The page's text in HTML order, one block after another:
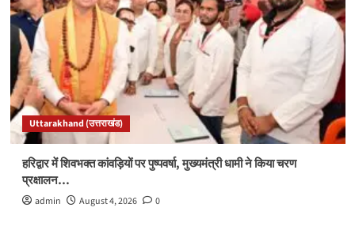
Uttarakhand (उत्तराखंड)
हरिद्वार में शिवभक्त कांवड़ियों पर पुष्पवर्षा, मुख्यमंत्री धामी ने किया चरण
प्रक्षालन…
admin August 4, 2026 0